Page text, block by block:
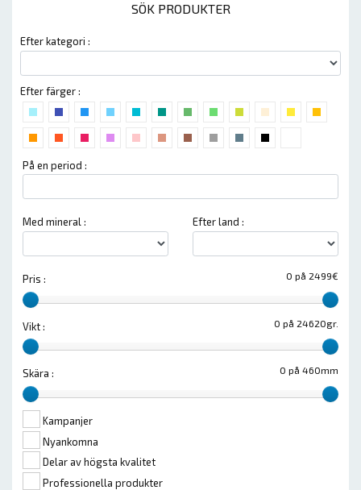
SÖK PRODUKTER
Efter kategori :
Efter färger :
På en period :
Med mineral : Efter land :
0 på 2499€
Pris :
0 på 24620gr.
Vikt :
0 på 460mm
Skära :
Kampanjer
Nyankomna
Delar av högsta kvalitet
Professionella produkter